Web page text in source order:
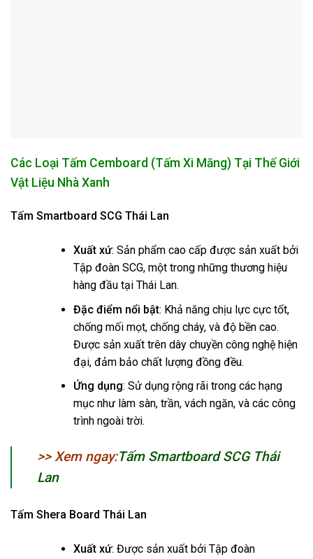
Các Loại Tấm Cemboard (Tấm Xi Măng) Tại Thế Giới
Vật Liệu Nhà Xanh
Tấm Smartboard SCG Thái Lan
Xuất xứ: Sản phẩm cao cấp được sản xuất bởi
Tập đoàn SCG, một trong những thương hiệu
hàng đầu tại Thái Lan.
Đặc điểm nổi bật: Khả năng chịu lực cực tốt,
chống mối mọt, chống cháy, và độ bền cao.
Được sản xuất trên dây chuyền công nghệ hiện
đại, đảm bảo chất lượng đồng đều.
Ứng dụng: Sử dụng rộng rãi trong các hạng
mục như làm sàn, trần, vách ngăn, và các công
trình ngoài trời.
>> Xem ngay:Tấm Smartboard SCG Thái
Lan
Tấm Shera Board Thái Lan
Xuất xứ: Được sản xuất bởi Tập đoàn